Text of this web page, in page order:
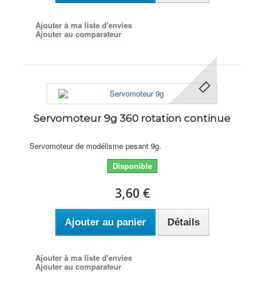
Ajouter à ma liste d'envies
Ajouter au comparateur
Servomoteur 9g 360 rotation continue
Servomoteur de modélisme pesant 9g.
Disponible
3,60 €
Ajouter au panier Détails
Ajouter à ma liste d'envies
Ajouter au comparateur